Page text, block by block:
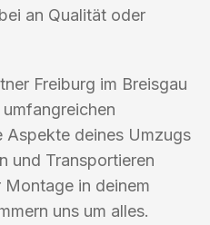
an Qualität oder
Freiburg im Breisgau
Aspekte deines Umzugs
und Transportieren
Montage in deinem
uns um alles.